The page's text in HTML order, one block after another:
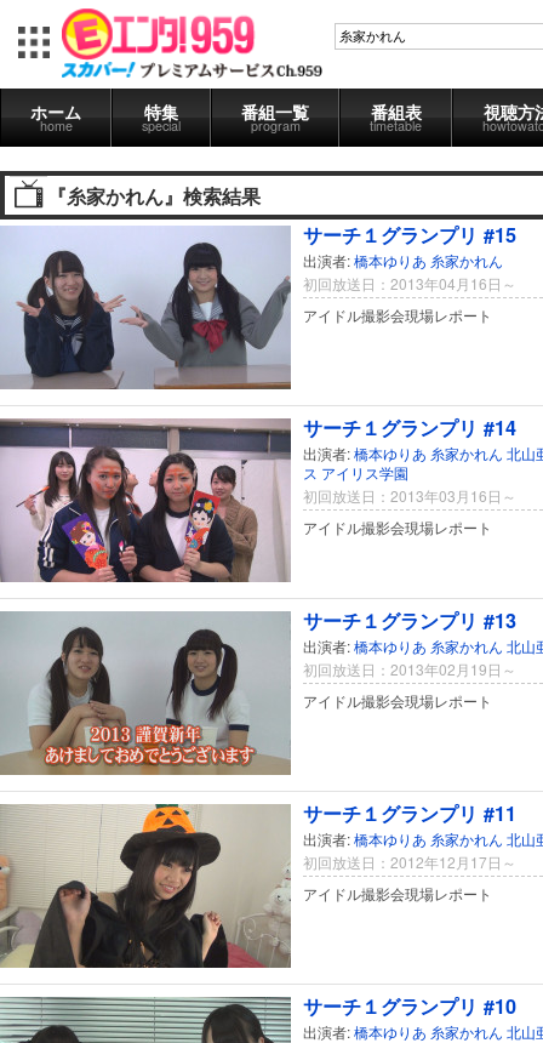
ホーム
home
特集
special
番組一覧
program
番組表
timetable
視聴方
『糸家かれん』検索結果
サーチ１グランプリ #15
出演者:橋本ゆりあ 糸家かれん
初回放送日：2013年04月16日～
アイドル撮影会現場レポート
サーチ１グランプリ #14
出演者:橋本ゆりあ 糸家かれん 北山
ス アイリス学園
初回放送日：2013年03月16日～
アイドル撮影会現場レポート
サーチ１グランプリ #13
出演者:橋本ゆりあ 糸家かれん 北山
初回放送日：2013年02月19日～
アイドル撮影会現場レポート
サーチ１グランプリ #11
出演者:橋本ゆりあ 糸家かれん 北山
初回放送日：2012年12月17日～
アイドル撮影会現場レポート
サーチ１グランプリ #10
出演者:橋本ゆりあ 糸家かれん 北山